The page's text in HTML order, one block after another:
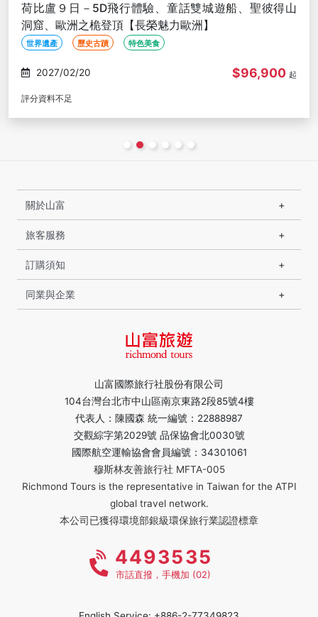
荷比盧９日－5D飛行體驗、童話雙城遊船、聖彼得山
洞窟、歐洲之桅登頂【長榮魅力歐洲】
世界遺產 歷史古蹟 特色美食
2027/02/20 $96,900 起
評分資料不足
山富國際旅行社股份有限公司
104台灣台北市中山區南京東路2段85號4樓
代表人：陳國森 統一編號：22888987
交觀綜字第2029號 品保協會北0030號
國際航空運輸協會會員編號：34301061
穆斯林友善旅行社 MFTA-005
Richmond Tours is the representative in Taiwan for the ATPI
global travel network.
本公司已獲得環境部銀級環保旅行業認證標章
關於山富
旅客服務
訂購須知
同業與企業
4493535
市話直撥，手機加 (02)